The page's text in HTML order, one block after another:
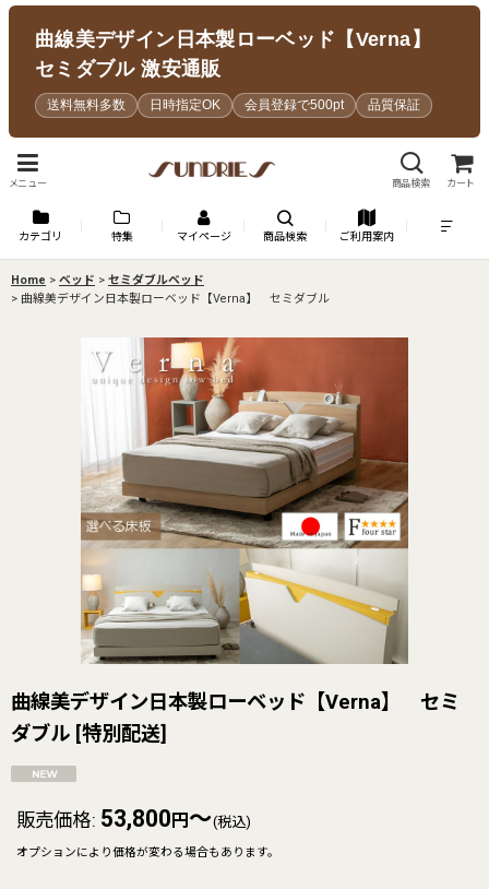
曲線美デザイン日本製ローベッド【Verna】
セミダブル 激安通販
送料無料多数 日時指定OK 会員登録で500pt 品質保証
メニュー 商品検索 カート
カテゴリ 特集 マイページ 商品検索 ご利用案内
Home > ベッド > セミダブルベッド
> 曲線美デザイン日本製ローベッド【Verna】 セミダブル
曲線美デザイン日本製ローベッド【Verna】 セミ
ダブル [特別配送]
販売価格: 53,800 円 ～(税込)
オプションにより価格が変わる場合もあります。